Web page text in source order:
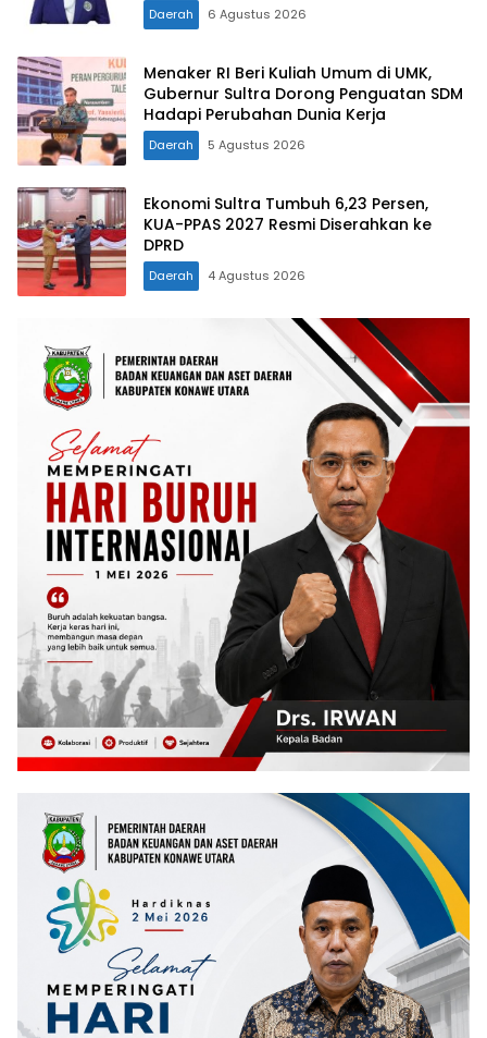
Daerah 6 Agustus 2026
Menaker RI Beri Kuliah Umum di UMK,
Gubernur Sultra Dorong Penguatan SDM
Hadapi Perubahan Dunia Kerja
Daerah 5 Agustus 2026
Ekonomi Sultra Tumbuh 6,23 Persen,
KUA-PPAS 2027 Resmi Diserahkan ke
DPRD
Daerah 4 Agustus 2026